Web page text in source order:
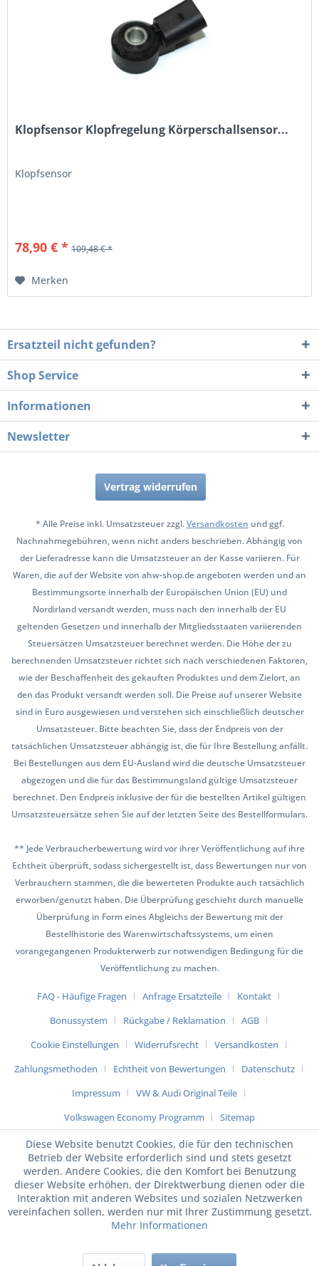
Klopfsensor Klopfregelung Körperschallsensor...
Klopfsensor
78,90 € * 109,48 € *
Merken
Ersatzteil nicht gefunden?
Shop Service
Informationen
Newsletter
Vertrag widerrufen
* Alle Preise inkl. Umsatzsteuer zzgl.Versandkosten und ggf.
Nachnahmegebühren, wenn nicht anders beschrieben. Abhängig von
der Lieferadresse kann die Umsatzsteuer an der Kasse variieren. Für
Waren, die auf der Website von ahw-shop.de angeboten werden und an
Bestimmungsorte innerhalb der Europäischen Union (EU) und
Nordirland versandt werden, muss nach den innerhalb der EU
geltenden Gesetzen und innerhalb der Mitgliedsstaaten variierenden
Steuersätzen Umsatzsteuer berechnet werden. Die Höhe der zu
berechnenden Umsatzsteuer richtet sich nach verschiedenen Faktoren,
wie der Beschaffenheit des gekauften Produktes und dem Zielort, an
den das Produkt versandt werden soll. Die Preise auf unserer Website
sind in Euro ausgewiesen und verstehen sich einschließlich deutscher
Umsatzsteuer. Bitte beachten Sie, dass der Endpreis von der
tatsächlichen Umsatzsteuer abhängig ist, die für Ihre Bestellung anfällt.
Bei Bestellungen aus dem EU-Ausland wird die deutsche Umsatzsteuer
abgezogen und die für das Bestimmungsland gültige Umsatzsteuer
berechnet. Den Endpreis inklusive der für die bestellten Artikel gültigen
Umsatzsteuersätze sehen Sie auf der letzten Seite des Bestellformulars.
** Jede Verbraucherbewertung wird vor ihrer Veröffentlichung auf ihre
Echtheit überprüft, sodass sichergestellt ist, dass Bewertungen nur von
Verbrauchern stammen, die die bewerteten Produkte auch tatsächlich
erworben/genutzt haben. Die Überprüfung geschieht durch manuelle
Überprüfung in Form eines Abgleichs der Bewertung mit der
Bestellhistorie des Warenwirtschaftssystems, um einen
vorangegangenen Produkterwerb zur notwendigen Bedingung für die
Veröffentlichung zu machen.
FAQ - Häufige Fragen Anfrage Ersatzteile
Kontakt
Bonussystem
Rückgabe / Reklamation
AGB
Cookie Einstellungen
Widerrufsrecht
Versandkosten
Zahlungsmethoden
Echtheit von Bewertungen
Datenschutz
Impressum
VW & Audi Original Teile
Volkswagen Economy Programm
Sitemap
Diese Website benutzt Cookies, die für den technischen
Betrieb der Website erforderlich sind und stets gesetzt
werden. Andere Cookies, die den Komfort bei Benutzung
dieser Website erhöhen, der Direktwerbung dienen oder die
Interaktion mit anderen Websites und sozialen Netzwerken
vereinfachen sollen, werden nur mit Ihrer Zustimmung gesetzt.
Mehr Informationen